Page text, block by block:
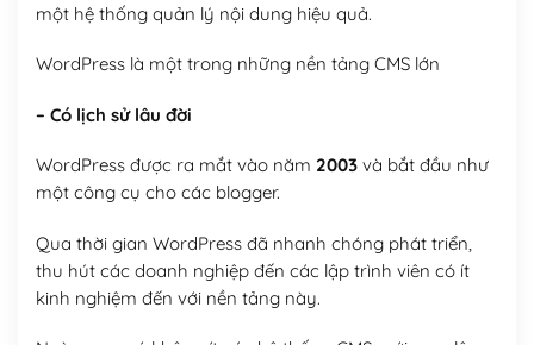
một hệ thống quản lý nội dung hiệu quả.
WordPress là một trong những nền tảng CMS lớn
– Có lịch sử lâu đời
WordPress được ra mắt vào năm 2003và bắt đầu như
một công cụ cho các blogger.
Qua thời gian WordPress đã nhanh chóng phát triển,
thu hút các doanh nghiệp đến các lập trình viên có ít
kinh nghiệm đến với nền tảng này.